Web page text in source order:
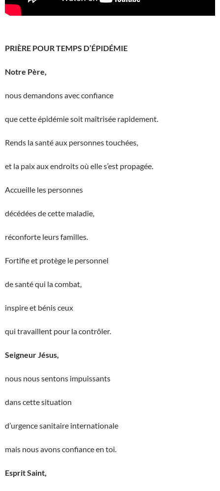
PRIÈRE POUR TEMPS D’ÉPIDÉMIE
Notre Père,
nous demandons avec confiance
que cette épidémie soit maîtrisée rapidement.
Rends la santé aux personnes touchées,
et la paix aux endroits où elle s’est propagée.
Accueille les personnes
décédées de cette maladie,
réconforte leurs familles.
Fortifie et protège le personnel
de santé qui la combat,
inspire et bénis ceux
qui travaillent pour la contrôler.
Seigneur Jésus,
nous nous sentons impuissants
dans cette situation
d’urgence sanitaire internationale
mais nous avons confiance en toi.
Esprit Saint,